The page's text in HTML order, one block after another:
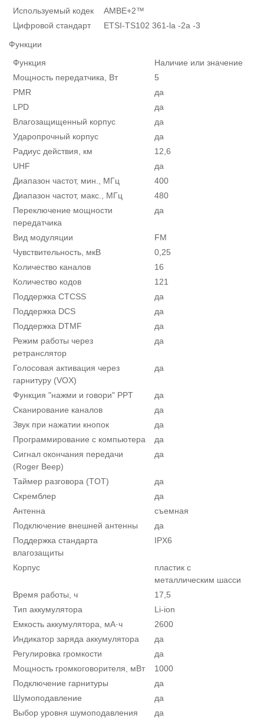
Используемый кодек
AMBE+2™
Цифровой стандарт
ETSI-TS102 361-la -2а -3
Функции
Функция
Наличие или значение
Мощность передатчика, Вт
5
PMR
да
LPD
да
Влагозащищенный корпус
да
Ударопрочный корпус
да
Радиус действия, км
12,6
UHF
да
Диапазон частот, мин., МГц
400
Диапазон частот, макс., МГц
480
Переключение мощности
передатчика
да
Вид модуляции
FM
Чувствительность, мкВ
0,25
Количество каналов
16
Количество кодов
121
Поддержка CTCSS
да
Поддержка DCS
да
Поддержка DTMF
да
Режим работы через
ретранслятор
да
Голосовая активация через
гарнитуру (VOX)
да
Функция "нажми и говори" PPT
да
Сканирование каналов
да
Звук при нажатии кнопок
да
Программирование с компьютера
да
Сигнал окончания передачи
(Roger Beep)
да
Таймер разговора (TOT)
да
Скремблер
да
Антенна
съемная
Подключение внешней антенны
да
Поддержка стандарта
влагозащиты
IPX6
Корпус
пластик с
металлическим шасси
Время работы, ч
17,5
Тип аккумулятора
Li-ion
Емкость аккумулятора, мА·ч
2600
Индикатор заряда аккумулятора
да
Регулировка громкости
да
Мощность громкоговорителя, мВт
1000
Подключение гарнитуры
да
Шумоподавление
да
Выбор уровня шумоподавления
да